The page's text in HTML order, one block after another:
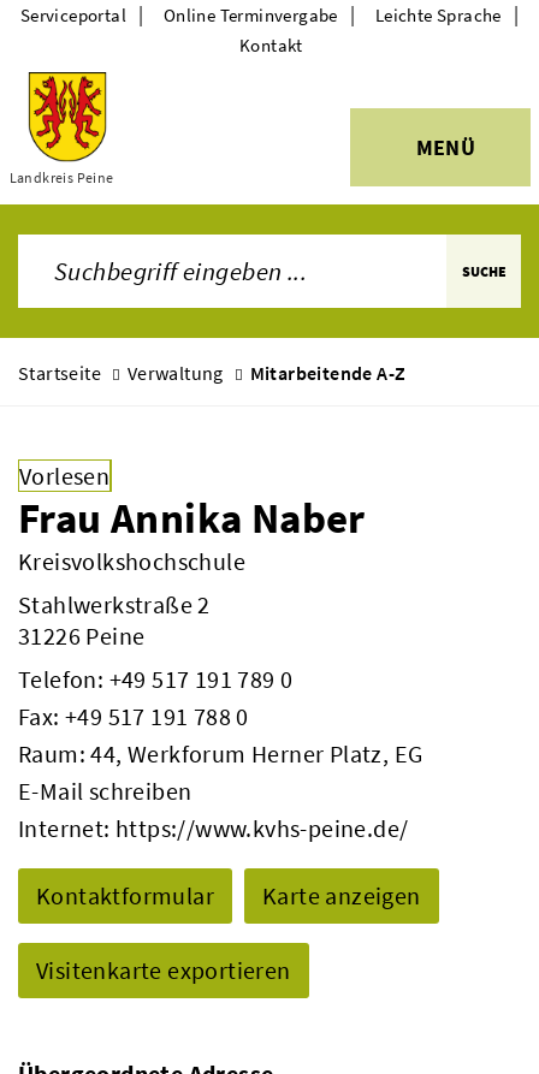
Themen
Landkreis Peine
MENÜ
Serviceportal | Online Terminvergabe | Leichte Sprache |
Kontakt
SUCHE
Startseite Verwaltung Mitarbeitende A-Z
Vorlesen
Frau Annika Naber
Kreisvolkshochschule
Stahlwerkstraße 2
31226 Peine
Telefon: +49 517 191 789 0
Fax: +49 517 191 788 0
Raum: 44, Werkforum Herner Platz, EG
E-Mail schreiben
Internet: https://www.kvhs-peine.de/
Kontaktformular Karte anzeigen
Visitenkarte exportieren